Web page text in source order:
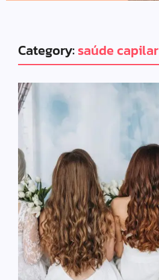
Category:saúde capilar